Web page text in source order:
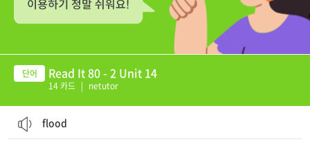
Read It 80 - 2 Unit 14
14 카드 | netutor
flood